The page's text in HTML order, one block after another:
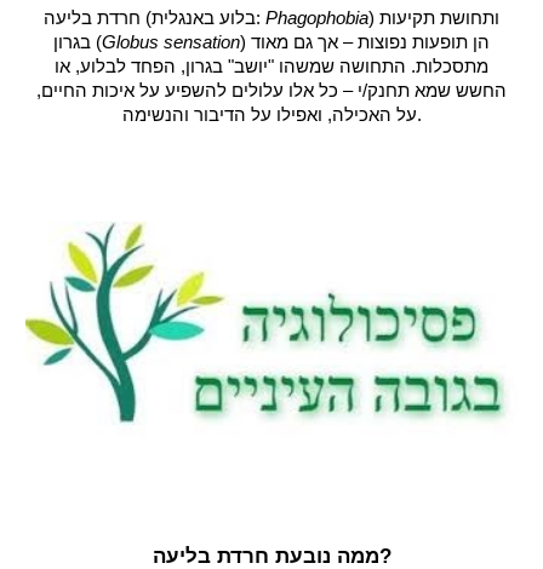
חרדת בליעה (בלוע באנגלית: Phagophobia) ותחושת תקיעות
בגרון (Globus sensation) הן תופעות נפוצות – אך גם מאוד
מתסכלות. התחושה שמשהו "יושב" בגרון, הפחד לבלוע, או
החשש שמא תחנק/י – כל אלו עלולים להשפיע על איכות החיים,
על האכילה, ואפילו על הדיבור והנשימה.
ממה נובעת חרדת בליעה?